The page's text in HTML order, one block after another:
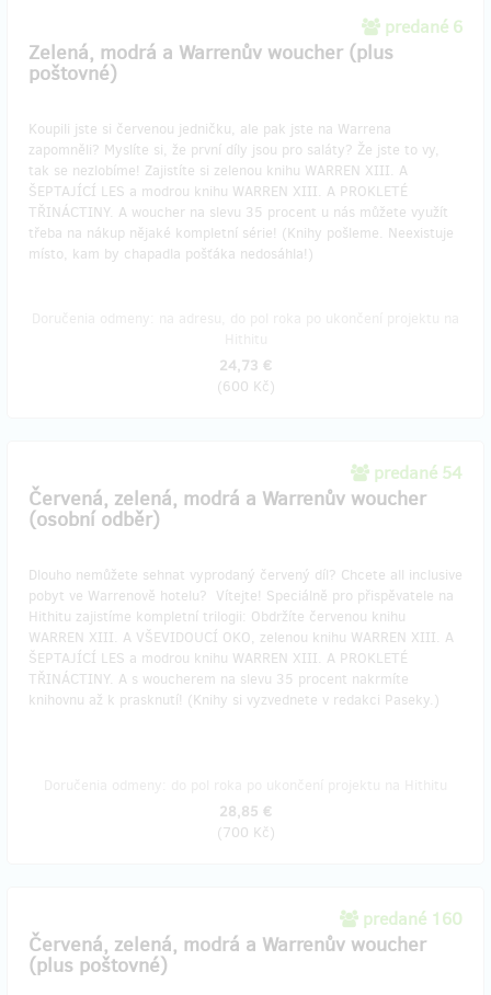
predané 6
Zelená, modrá a Warrenův woucher (plus
poštovné)
Koupili jste si červenou jedničku, ale pak jste na Warrena
zapomněli? Myslíte si, že první díly jsou pro saláty? Že jste to vy,
tak se nezlobíme! Zajistíte si zelenou knihu WARREN XIII. A
ŠEPTAJÍCÍ LES a modrou knihu WARREN XIII. A PROKLETÉ
TŘINÁCTINY. A woucher na slevu 35 procent u nás můžete využít
třeba na nákup nějaké kompletní série! (Knihy pošleme. Neexistuje
místo, kam by chapadla pošťáka nedosáhla!)
24,73 €
(600 Kč)
predané 54
Červená, zelená, modrá a Warrenův woucher
(osobní odběr)
Dlouho nemůžete sehnat vyprodaný červený díl? Chcete all inclusive
pobyt ve Warrenově hotelu? Vítejte! Speciálně pro přispěvatele na
Hithitu zajistíme kompletní trilogii: Obdržíte červenou knihu
WARREN XIII. A VŠEVIDOUCÍ OKO, zelenou knihu WARREN XIII. A
ŠEPTAJÍCÍ LES a modrou knihu WARREN XIII. A PROKLETÉ
TŘINÁCTINY. A s woucherem na slevu 35 procent nakrmíte
knihovnu až k prasknutí! (Knihy si vyzvednete v redakci Paseky.)
28,85 €
(700 Kč)
predané 160
Červená, zelená, modrá a Warrenův woucher
(plus poštovné)